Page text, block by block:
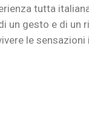
tutta
un gesto e di un
le